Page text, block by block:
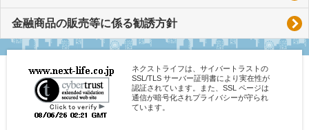
金融商品の販売等に係る勧誘方針
ネクストライフは、サイバートラストの
SSL/TLS サーバー証明書により実在性が
認証されています。また、SSL ページは
通信が暗号化されプライバシーが守られ
ています。